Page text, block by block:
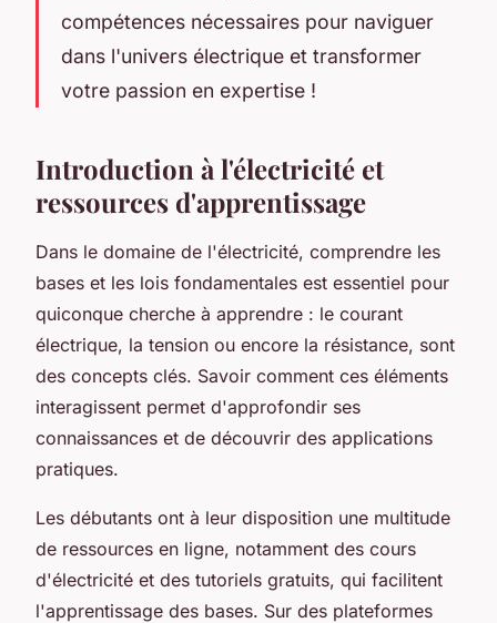
compétences nécessaires pour naviguer
dans l'univers électrique et transformer
votre passion en expertise !
Introduction à l'électricité et
ressources d'apprentissage
Dans le domaine de l'électricité, comprendre les
bases et les lois fondamentales est essentiel pour
quiconque cherche à apprendre : le courant
électrique, la tension ou encore la résistance, sont
des concepts clés. Savoir comment ces éléments
interagissent permet d'approfondir ses
connaissances et de découvrir des applications
pratiques.
Les débutants ont à leur disposition une multitude
de ressources en ligne, notamment des cours
d'électricité et des tutoriels gratuits, qui facilitent
l'apprentissage des bases. Sur des plateformes